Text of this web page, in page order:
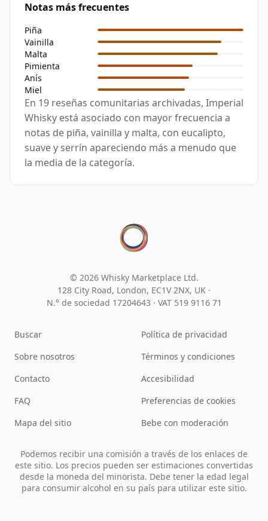
Notas más frecuentes
Piña
Vainilla
Malta
Pimienta
Anís
Miel
En 19 reseñas comunitarias archivadas, Imperial
Whisky está asociado con mayor frecuencia a
notas de piña, vainilla y malta, con eucalipto,
suave y serrín apareciendo más a menudo que
la media de la categoría.
© 2026 Whisky Marketplace Ltd.
128 City Road, London, EC1V 2NX, UK ·
N.° de sociedad 17204643 · VAT 519 9116 71
Buscar
Sobre nosotros
Contacto
FAQ
Mapa del sitio
Política de privacidad
Términos y condiciones
Accesibilidad
Preferencias de cookies
Bebe con moderación
Podemos recibir una comisión a través de los enlaces de
este sitio. Los precios pueden ser estimaciones convertidas
desde la moneda del minorista. Debe tener la edad legal
para consumir alcohol en su país para utilizar este sitio.